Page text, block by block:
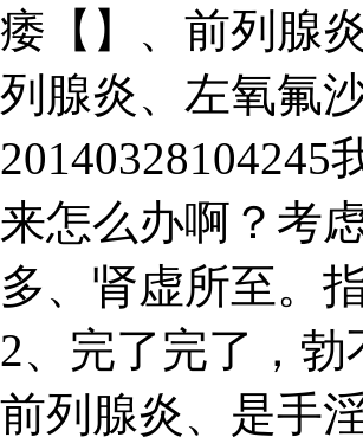
痿【】、前列腺
列腺炎、左氧氟
来怎么办啊？考
多、肾虚所至。
2、完了完了，
前列腺炎、是手